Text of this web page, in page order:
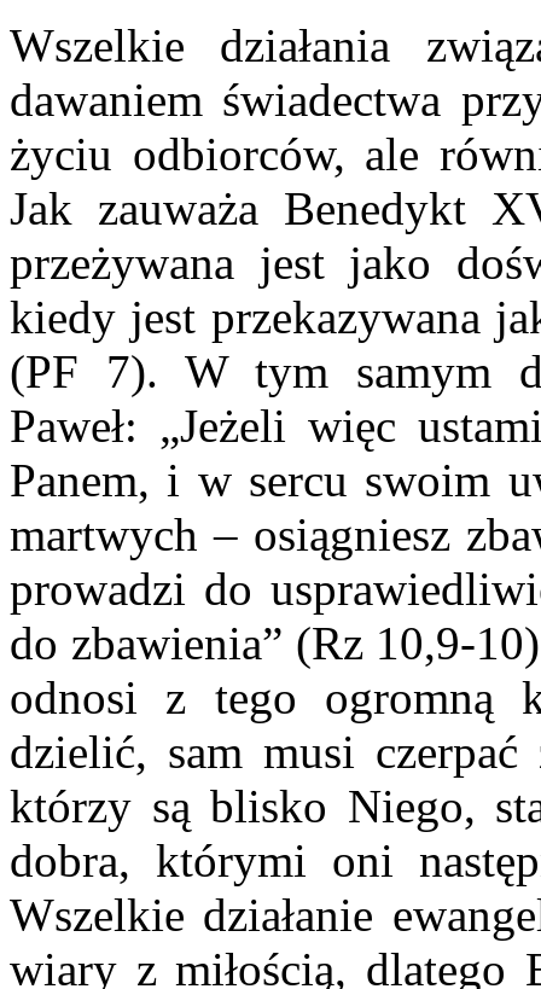
Wszelkie działania
dawaniem świadectwa
życiu odbiorców, ale
Jak zauważa Benedykt
przeżywana jest jako
kiedy jest przekazywana
(PF 7). W tym samym
Paweł: „Jeżeli więc
Panem, i w sercu swoim
martwych – osiągniesz
prowadzi do
do zbawienia” (Rz 10,9-
odnosi z tego ogromną
dzielić, sam musi
którzy są blisko Niego,
dobra, którymi oni
Wszelkie działanie
wiary z miłością, dlatego